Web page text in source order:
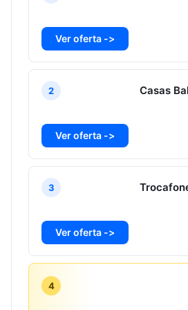
Ver oferta ->
2 Casas
Ver oferta ->
3
Ver oferta ->
4